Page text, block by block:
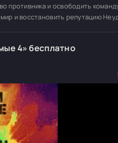
противника и освободить
и восстановить репутацию
4» бесплатно